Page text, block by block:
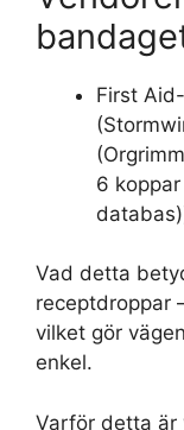
First
6
Vad detta
receptdroppar
vilket gör
enkel.
Varför detta är